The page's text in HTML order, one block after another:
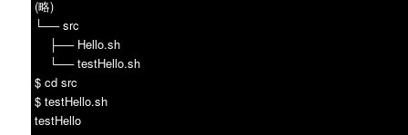
(略)
└── src
├── Hello.sh
└── testHello.sh
$ cd src
$ testHello.sh
testHello